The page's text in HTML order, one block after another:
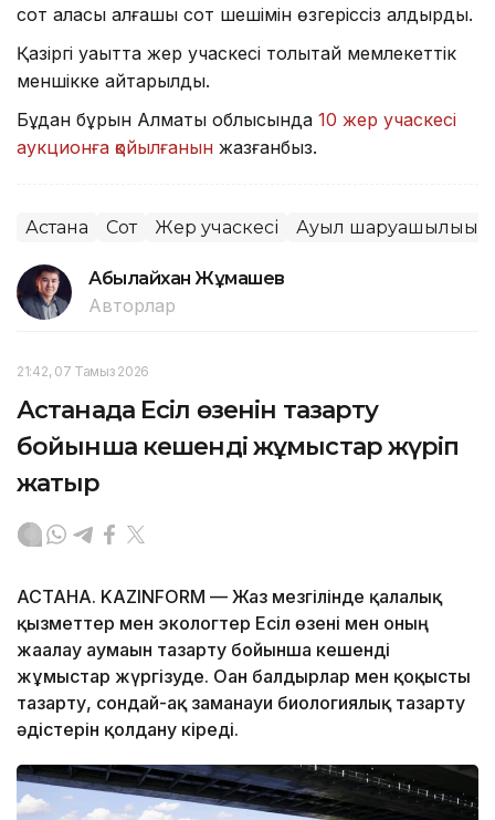
сот алқасы алғашқы сот шешімін өзгеріссіз қалдырды.
Қазіргі уақытта жер учаскесі толықтай мемлекеттік
меншікке қайтарылды.
Бұдан бұрын Алматы облысында 10 жер учаскесі
аукционға қойылғанын жазғанбыз.
Астана Сот Жер учаскесі Ауыл шаруашылығы
Абылайхан Жұмашев
Авторлар
21:42, 07 Тамыз 2026
Астанада Есіл өзенін тазарту
бойынша кешенді жұмыстар жүріп
жатыр
АСТАНА. KAZINFORM — Жаз мезгілінде қалалық
қызметтер мен экологтер Есіл өзені мен оның
жағалау аумағын тазарту бойынша кешенді
жұмыстар жүргізуде. Оған балдырлар мен қоқысты
тазарту, сондай-ақ заманауи биологиялық тазарту
әдістерін қолдану кіреді.